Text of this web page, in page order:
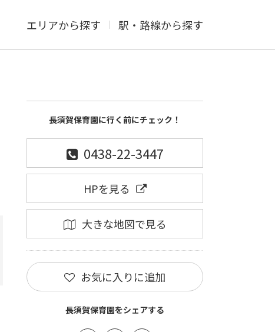
エリアから探す 駅・路線から探す
長須賀保育園に行く前にチェック！
0438-22-3447
HPを見る
大きな地図で見る
お気に入りに追加
長須賀保育園をシェアする